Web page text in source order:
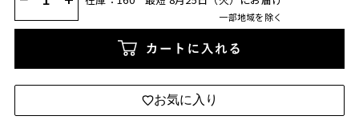
一部地域を除く
カートに入れる
お気に入り